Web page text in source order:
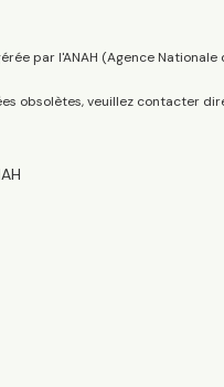
par l'ANAH (Agence
obsolètes, veuillez contacter